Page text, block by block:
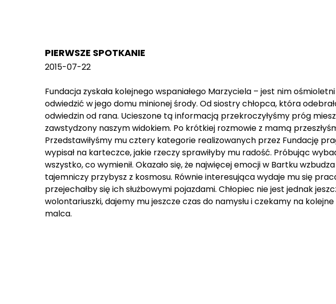
PIERWSZE SPOTKANIE
2015-07-22
Fundacja zyskała kolejnego wspaniałego Marzyciela – jest nim
odwiedzić w jego domu minionej środy. Od siostry chłopca, która
odwiedzin od rana. Ucieszone tą informacją przekroczyłyśmy próg
zawstydzony naszym widokiem. Po krótkiej rozmowie z mamą
Przedstawiłyśmy mu cztery kategorie realizowanych przez Fundację
wypisał na karteczce, jakie rzeczy sprawiłyby mu radość. Próbując
wszystko, co wymienił. Okazało się, że najwięcej emocji w Bartku
tajemniczy przybysz z kosmosu. Równie interesująca wydaje mu się
przejechałby się ich służbowymi pojazdami. Chłopiec nie jest jednak
wolontariuszki, dajemy mu jeszcze czas do namysłu i czekamy na
malca.